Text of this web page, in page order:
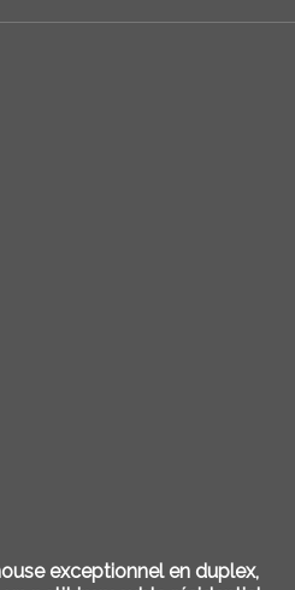
exceptionnel en duplex,